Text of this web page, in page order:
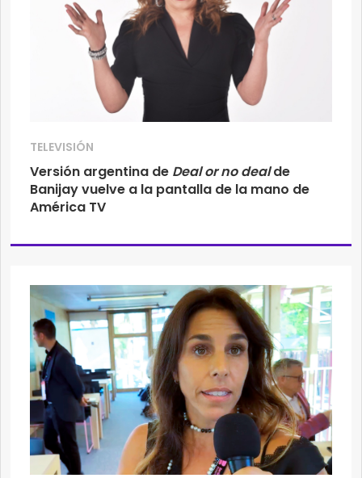
TELEVISIÓN
Versión argentina de Deal or no dealde
Banijay vuelve a la pantalla de la mano de
América TV